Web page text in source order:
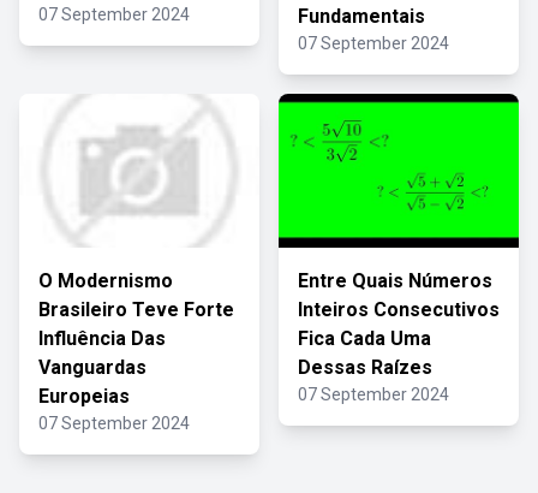
07 September 2024
Fundamentais
07 September 2024
O Modernismo
Brasileiro Teve Forte
Influência Das
Vanguardas
Europeias
07 September 2024
Entre Quais Números
Inteiros Consecutivos
Fica Cada Uma
Dessas Raízes
07 September 2024